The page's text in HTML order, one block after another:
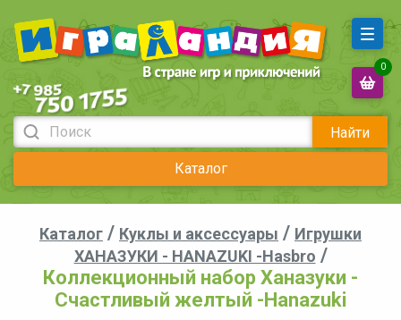
Найти
Каталог
0
Каталог / Куклы и аксессуары / Игрушки
ХАНАЗУКИ - HANAZUKI -Hasbro /
Коллекционный набор Ханазуки -
Счастливый желтый -Hanazuki